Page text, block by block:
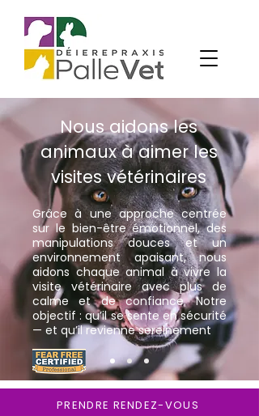
Nous aidons les
animaux à aimer les
visites vétérinaires
Grâce à une approche centrée
sur le bien-être émotionnel, des
manipulations douces et un
environnement apaisant, nous
aidons chaque animal à vivre la
visite vétérinaire avec plus de
calme et de confiance. Notre
objectif : qu’il se sente en sécurité
— et qu’il revienne sereinement
PRENDRE RENDEZ-VOUS